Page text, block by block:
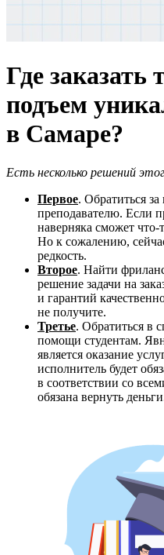
Где заказать
подъем
в Самаре?
Есть несколько решений
Первое. Обратиться
преподавателю. Если
наверняка сможет
Но к сожалению,
редкость.
Второе. Найти
решение задачи на
и гарантий
не получите.
Третье. Обратиться в
помощи студентам.
является оказание
исполнитель будет
в соответствии со
обязана вернуть